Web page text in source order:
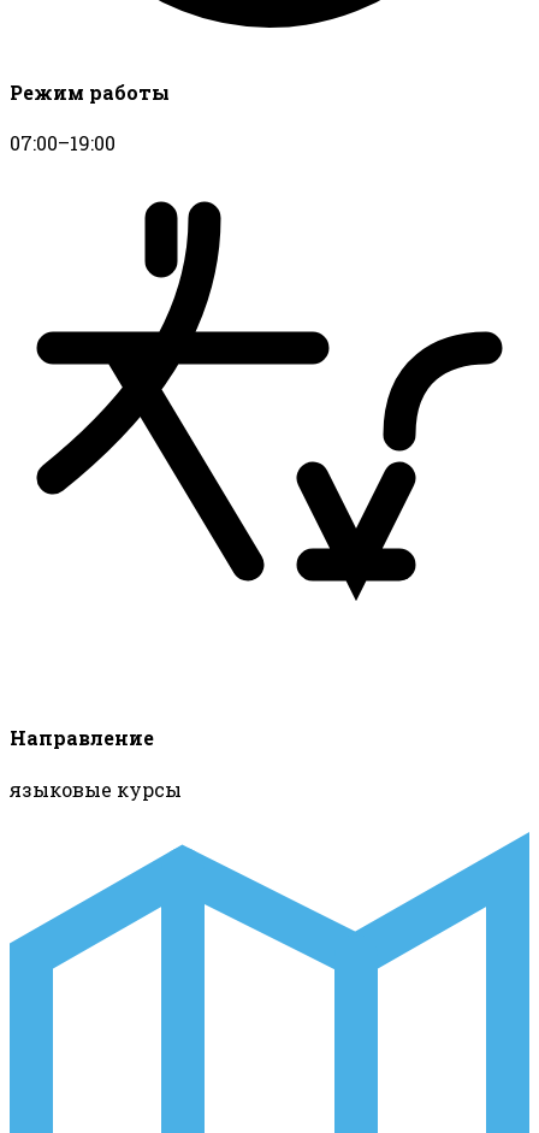
Режим работы
07:00–19:00
Направление
языковые курсы